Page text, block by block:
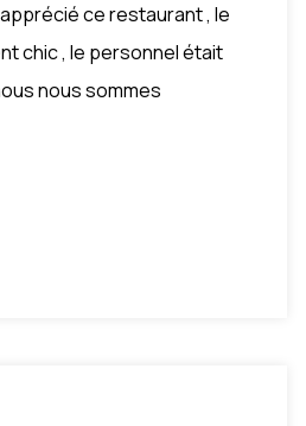
ce restaurant , le
chic , le personnel était
nous sommes